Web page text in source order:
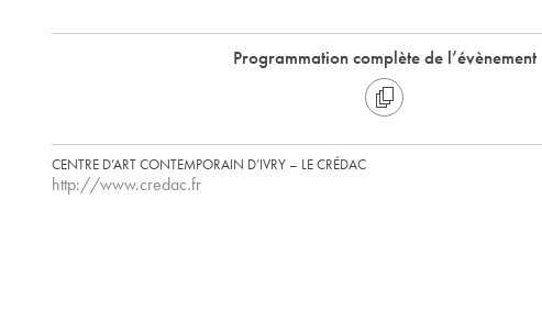
Programmation complète de l’évènement
CENTRE D’ART CONTEMPORAIN D’IVRY – LE CRÉDAC
http://www.credac.fr